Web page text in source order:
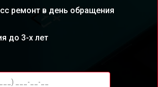
ремонт в день обращения
до 3-х лет